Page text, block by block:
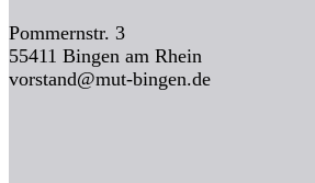
Pommernstr. 3
55411 Bingen am Rhein
vorstand@mut-bingen.de